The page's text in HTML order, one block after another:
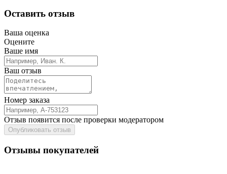
Оставить отзыв
Ваша оценка
Оцените
Ваше имя
Ваш отзыв
Номер заказа
Отзыв появится после проверки модератором
Опубликовать отзыв
Отзывы покупателей